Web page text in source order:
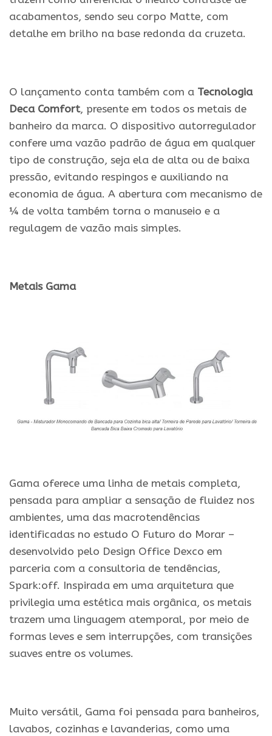
acabamentos, sendo seu corpo Matte, com
detalhe em brilho na base redonda da cruzeta.
O lançamento conta também com a Tecnologia
Deca Comfort, presente em todos os metais de
banheiro da marca. O dispositivo autorregulador
confere uma vazão padrão de água em qualquer
tipo de construção, seja ela de alta ou de baixa
pressão, evitando respingos e auxiliando na
economia de água. A abertura com mecanismo de
¼ de volta também torna o manuseio e a
regulagem de vazão mais simples.
Metais Gama
Gama oferece uma linha de metais completa,
pensada para ampliar a sensação de fluidez nos
ambientes, uma das macrotendências
identificadas no estudo O Futuro do Morar –
desenvolvido pelo Design Office Dexco em
parceria com a consultoria de tendências,
Spark:off. Inspirada em uma arquitetura que
privilegia uma estética mais orgânica, os metais
trazem uma linguagem atemporal, por meio de
formas leves e sem interrupções, com transições
suaves entre os volumes.
Muito versátil, Gama foi pensada para banheiros,
lavabos, cozinhas e lavanderias, como uma